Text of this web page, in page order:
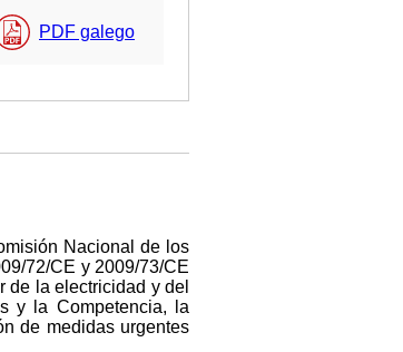
PDF galego
Nacional de los
72/CE y 2009/73/CE
de la electricidad y del
y la Competencia, la
de medidas urgentes